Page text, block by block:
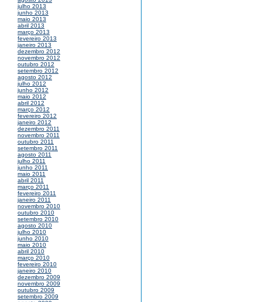
julho 2013
junho 2013
maio 2013
abril 2013
março 2013
fevereiro 2013
janeiro 2013
dezembro 2012
novembro 2012
outubro 2012
setembro 2012
agosto 2012
julho 2012
junho 2012
maio 2012
abril 2012
março 2012
fevereiro 2012
janeiro 2012
dezembro 2011
novembro 2011
outubro 2011
setembro 2011
agosto 2011
julho 2011
junho 2011
maio 2011
abril 2011
março 2011
fevereiro 2011
janeiro 2011
novembro 2010
outubro 2010
setembro 2010
agosto 2010
julho 2010
junho 2010
maio 2010
abril 2010
março 2010
fevereiro 2010
janeiro 2010
dezembro 2009
novembro 2009
outubro 2009
setembro 2009